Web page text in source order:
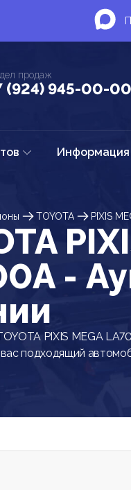
продаж
(924) 945-00-00
Информация
TOYOTA PIXIS
-
PIXIS MEGA
подходящий